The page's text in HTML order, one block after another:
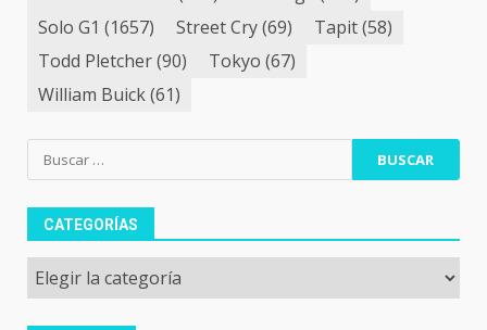
Solo G1 (1657) Street Cry(69) Tapit(58)
Todd Pletcher(90) Tokyo (67)
William Buick(61)
Buscar:
CATEGORÍAS
Categorías